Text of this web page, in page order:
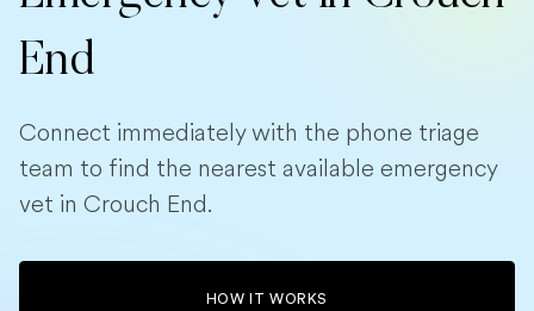
End
Connect immediately with the phone triage
team to find the nearest available emergency
vet in Crouch End.
HOW IT WORKS